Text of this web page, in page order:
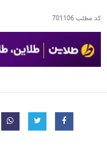
کد مطلب701106